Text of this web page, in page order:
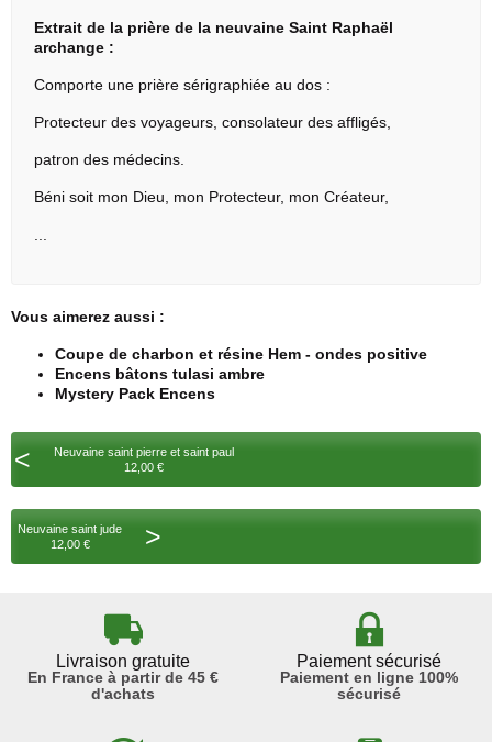
Extrait de la prière de la neuvaine Saint Raphaël
archange :
Comporte une prière sérigraphiée au dos :
Protecteur des voyageurs, consolateur des affligés,
patron des médecins.
Béni soit mon Dieu, mon Protecteur, mon Créateur,
Vous aimerez aussi :
Coupe de charbon et résine Hem - ondes positive
Encens bâtons tulasi ambre
Mystery Pack Encens
<
Neuvaine saint pierre et saint paul
12,00 €
Neuvaine saint jude
12,00 €
>
Livraison gratuite
En France à partir de 45 €
d'achats
Paiement sécurisé
Paiement en ligne 100%
sécurisé